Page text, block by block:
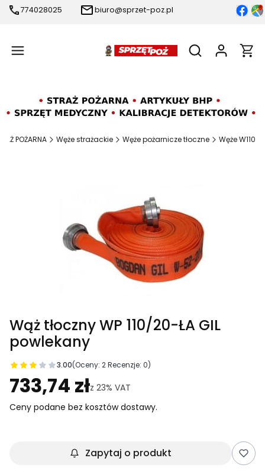
774028025 biuro@sprzet-poz.pl
Otwórz
POŻARNA Węże strażackie Węże pożarnicze tłoczne Węże W110
Wąż tłoczny WP 110/20-ŁA GIL
powlekany
3.00(Oceny: 2 Recenzje: 0)
Przejdź do sekcji Opinie
733,74 złz 23% VAT
Ceny podane bez kosztów dostawy.
Zapytaj o produkt